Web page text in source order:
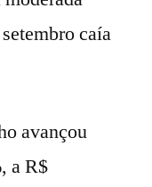
caía
avançou
a R$